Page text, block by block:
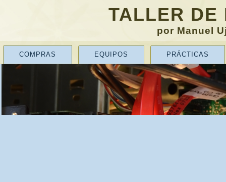
TALLER DE
por Manuel
COMPRAS EQUIPOS PRÁCTICAS